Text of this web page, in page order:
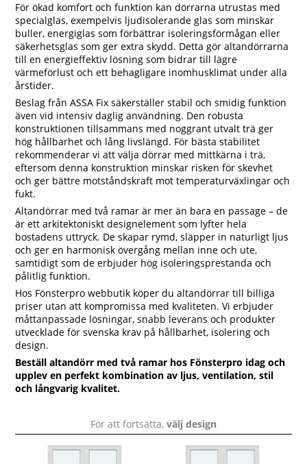
För ökad komfort och funktion kan dörrarna utrustas med
specialglas, exempelvis ljudisolerande glas som minskar
buller, energiglas som förbättrar isoleringsförmågan eller
säkerhetsglas som ger extra skydd. Detta gör altandörrarna
till en energieffektiv lösning som bidrar till lägre
värmeförlust och ett behagligare inomhusklimat under alla
årstider.
Beslag från ASSA Fix säkerställer stabil och smidig funktion
även vid intensiv daglig användning. Den robusta
konstruktionen tillsammans med noggrant utvalt trä ger
hög hållbarhet och lång livslängd. För bästa stabilitet
rekommenderar vi att välja dörrar med mittkärna i trä,
eftersom denna konstruktion minskar risken för skevhet
och ger bättre motståndskraft mot temperaturväxlingar och
fukt.
Altandörrar med två ramar är mer än bara en passage – de
är ett arkitektoniskt designelement som lyfter hela
bostadens uttryck. De skapar rymd, släpper in naturligt ljus
och ger en harmonisk övergång mellan inne och ute,
samtidigt som de erbjuder hög isoleringsprestanda och
pålitlig funktion.
Hos Fönsterpro webbutik köper du altandörrar till billiga
priser utan att kompromissa med kvaliteten. Vi erbjuder
måttanpassade lösningar, snabb leverans och produkter
utvecklade för svenska krav på hållbarhet, isolering och
design.
Beställ altandörr med två ramar hos Fönsterpro idag och
upplev en perfekt kombination av ljus, ventilation, stil
och långvarig kvalitet.
För att fortsätta, välj design